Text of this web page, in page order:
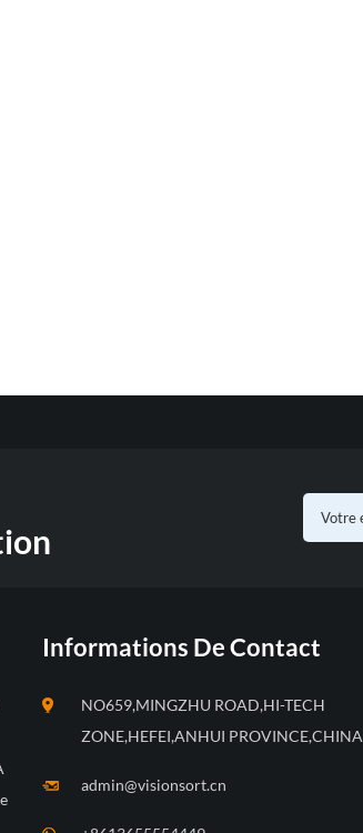
Informations De Contact
NO659,MINGZHU ROAD,HI-TECH
ZONE,HEFEI,ANHUI PROVINCE,CHINA
admin@visionsort.cn